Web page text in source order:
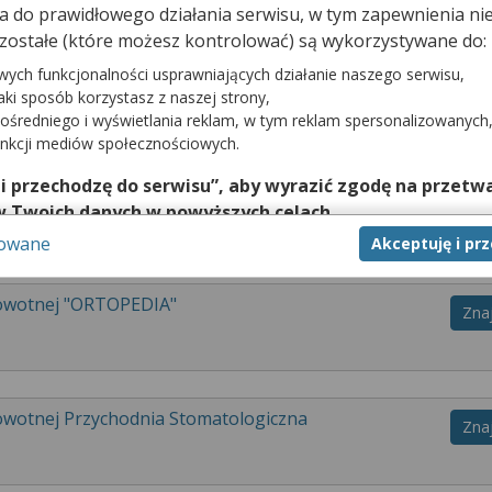
umożliwi Ci szybką rezerwację do lekarza specjalisty. Sprawdź listę
wizytę do swojego lekarza. Na stronie LekarzeBezKolejki.pl
Gdańsku (Wisłoujście) . Zarezerwuj wizytę już dziś. Placówki
Gdańskie Centrum Zdrowia
"ORTOPEDIA"
Przychodnia Stomatologiczna
do prawidłowego działania serwisu, w tym zapewnienia
(które możesz kontrolować) są wykorzystywane do:
funkcjonalności usprawniających działanie naszego serwisu,
sposób korzystasz z naszej strony,
i wyświetlania reklam, w tym reklam spersonalizowanych,
mediów społecznościowych.
przechodzę do serwisu”, aby wyrazić zgodę na
danych w powyższych celach.
zgody jest dobrowolne, a wyrażoną zgodę możesz w
na przetwarzanie Twoich danych tylko w niektórych
lub chcesz przeprowadzić konfigurację szczegółową, to
wykorzystywania narzędzi zewnętrznych w naszym
Akceptuję i